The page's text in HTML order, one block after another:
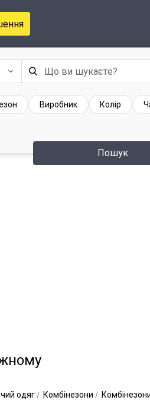
Пошук
Виробник Колір
одяг Комбінезони